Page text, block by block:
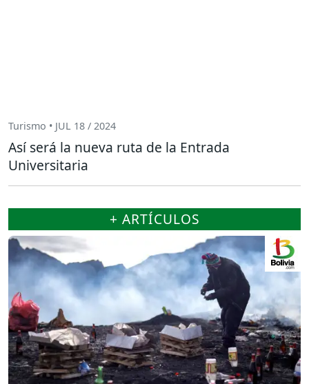
Turismo • JUL 18 / 2024
Así será la nueva ruta de la Entrada
Universitaria
+ ARTÍCULOS